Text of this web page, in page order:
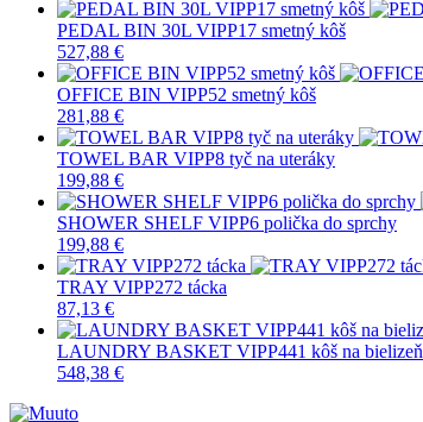
PEDAL BIN 30L VIPP17 smetný kôš
527,88 €
OFFICE BIN VIPP52 smetný kôš
281,88 €
TOWEL BAR VIPP8 tyč na uteráky
199,88 €
SHOWER SHELF VIPP6 polička do sprchy
199,88 €
TRAY VIPP272 tácka
87,13 €
LAUNDRY BASKET VIPP441 kôš na bielizeň
548,38 €